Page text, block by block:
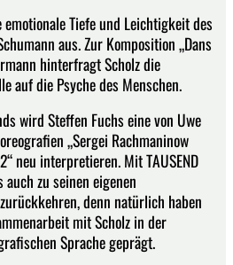
Tiefe und Leichtigkeit des
aus. Zur Komposition „Dans
hinterfragt Scholz die
auf die Psyche des Menschen.
wird Steffen Fuchs eine von Uwe
„Sergei Rachmaninow
neu interpretieren. Mit TAUSEND
auch zu seinen eigenen
denn natürlich haben
mit Scholz in der
Sprache geprägt.